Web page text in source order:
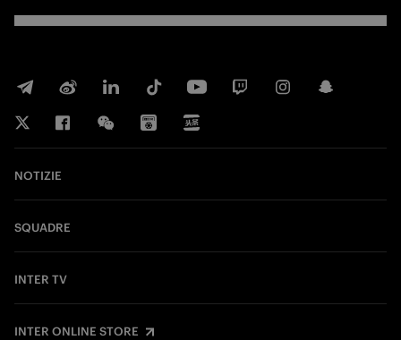
NOTIZIE
SQUADRE
INTER TV
INTER ONLINE STORE